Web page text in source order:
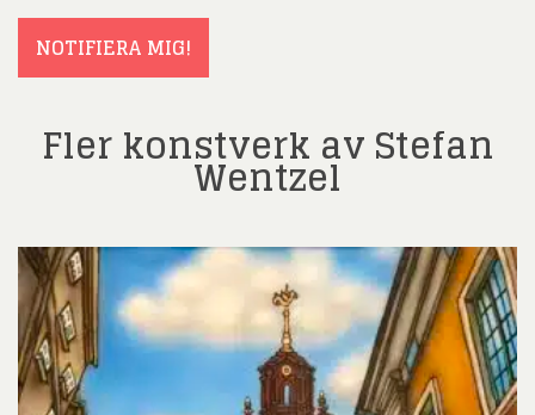
NOTIFIERA MIG!
Fler konstverk av Stefan
Wentzel